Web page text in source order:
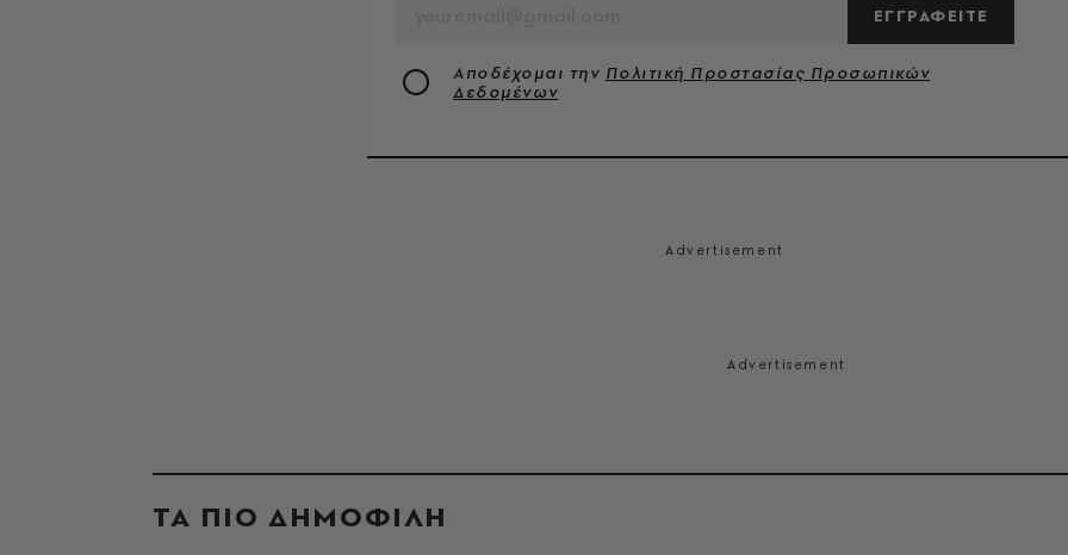
ΕΓΓΡΑΦΕΙΤΕ
Αποδέχομαι την Πολιτική Προστασίας Προσωπικών
Δεδομένων
ΤΑ ΠΙΟ ΔΗΜΟΦΙΛΗ